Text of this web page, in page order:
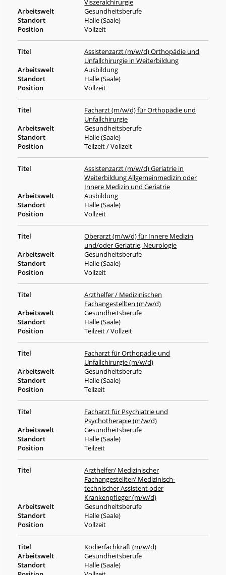
Viszeralchirurgie
Gesundheitsberufe
Halle (Saale)
Vollzeit
Assistenzarzt (m/w/d) Orthopädie und
Unfallchirurgie in Weiterbildung
Ausbildung
Halle (Saale)
Vollzeit
Facharzt (m/w/d) für Orthopädie und
Unfallchirurgie
Gesundheitsberufe
Halle (Saale)
Teilzeit / Vollzeit
Assistenzarzt (m/w/d) Geriatrie in
Weiterbildung Allgemeinmedizin oder
Innere Medizin und Geriatrie
Ausbildung
Halle (Saale)
Vollzeit
Oberarzt (m/w/d) für Innere Medizin
und/oder Geriatrie, Neurologie
Gesundheitsberufe
Halle (Saale)
Vollzeit
Arzthelfer / Medizinischen
Fachangestellten (m/w/d)
Gesundheitsberufe
Halle (Saale)
Teilzeit / Vollzeit
Facharzt für Orthopädie und
Unfallchirurgie (m/w/d)
Gesundheitsberufe
Halle (Saale)
Teilzeit
Facharzt für Psychiatrie und
Psychotherapie (m/w/d)
Gesundheitsberufe
Halle (Saale)
Teilzeit
Arzthelfer/ Medizinischer
Fachangestellter/ Medizinisch-
technischer Assistent oder
Krankenpfleger (m/w/d)
Gesundheitsberufe
Halle (Saale)
Vollzeit
Kodierfachkraft (m/w/d)
Gesundheitsberufe
Halle (Saale)